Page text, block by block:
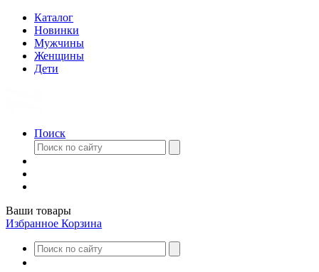
Каталог
Новинки
Мужчины
Женщины
Дети
Поиск
Ваши товары
Избранное Корзина